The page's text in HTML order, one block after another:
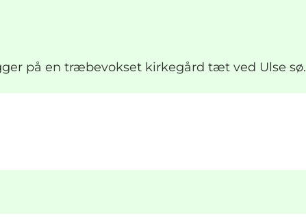
på en træbevokset kirkegård tæt ved Ulse sø.